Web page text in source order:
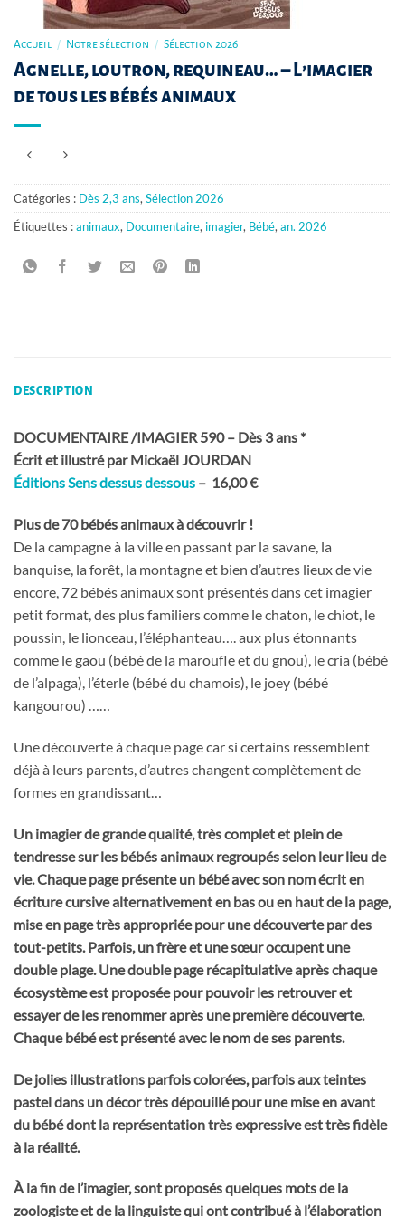
Accueil / Notre sélection / Sélection 2026
Agnelle, loutron, requineau… – L’imagier
de tous les bébés animaux
Catégories : Dès 2,3 ans,Sélection 2026
Étiquettes :animaux, Documentaire, imagier, Bébé,an. 2026
DESCRIPTION
DOCUMENTAIRE /IMAGIER 590 – Dès 3 ans *
Écrit et illustré par Mickaël JOURDAN
Éditions Sens dessus dessous – 16,00 €
Plus de 70 bébés animaux à découvrir !
De la campagne à la ville en passant par la savane, la
banquise, la forêt, la montagne et bien d’autres lieux de vie
encore, 72 bébés animaux sont présentés dans cet imagier
petit format, des plus familiers comme le chaton, le chiot, le
poussin, le lionceau, l’éléphanteau…. aux plus étonnants
comme le gaou (bébé de la maroufle et du gnou), le cria (bébé
de l’alpaga), l’éterle (bébé du chamois), le joey (bébé
kangourou) ……
Une découverte à chaque page car si certains ressemblent
déjà à leurs parents, d’autres changent complètement de
formes en grandissant…
Un imagier de grande qualité, très complet et plein de
tendresse sur les bébés animaux regroupés selon leur lieu de
vie. Chaque page présente un bébé avec son nom écrit en
écriture cursive alternativement en bas ou en haut de la page,
mise en page très appropriée pour une découverte par des
tout-petits. Parfois, un frère et une sœur occupent une
double plage. Une double page récapitulative après chaque
écosystème est proposée pour pouvoir les retrouver et
essayer de les renommer après une première découverte.
Chaque bébé est présenté avec le nom de ses parents.
De jolies illustrations parfois colorées, parfois aux teintes
pastel dans un décor très dépouillé pour une mise en avant
du bébé dont la représentation très expressive est très fidèle
à la réalité.
À la fin de l’imagier, sont proposés quelques mots de la
zoologiste et de la linguiste qui ont contribué à l’élaboration